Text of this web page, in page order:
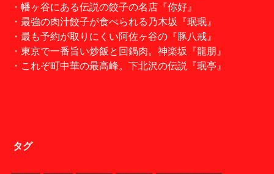
・幡ヶ谷にある伝説の餃子の名店『你好』
・最強の肉汁餃子が食べられる乃木坂『珉珉』
・最も予約が取りにくい阿佐ヶ谷の『豚八戒』
・東京で一番旨い炒飯と回鍋肉。神楽坂『龍朋』
・これぞ町中華の最高峰。下北沢の伝説『珉亭』
タグ